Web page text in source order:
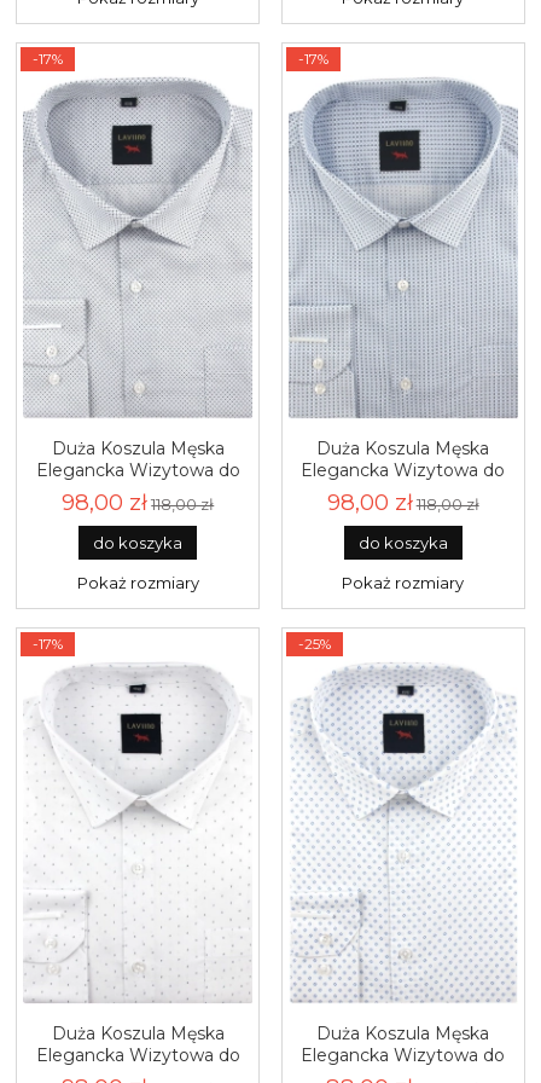
Duża Koszula Męska
Elegancka Wizytowa do
garnituru biała we wzorki
z długim rękawem Duże
rozmiary Laviino J519
98,00 zł 118,00 zł
do koszyka
Pokaż rozmiary
-17%
Duża Koszula Męska
Elegancka Wizytowa do
garnituru biała we wzorki
z długim rękawem Duże
rozmiary Laviino J518
98,00 zł118,00 zł
do koszyka
Pokaż rozmiary
-17%
Duża Koszula Męska
Elegancka Wizytowa do
garnituru biała we wzorki
-17%
Duża Koszula Męska
Elegancka Wizytowa do
garnituru biała we wzorki
-25%